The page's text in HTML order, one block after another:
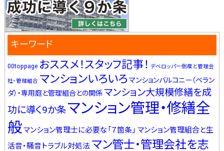
キーワード
00toppage おススメ！スタッフ記事！ デベロッパー倒産と管理会
社・管理組合 マンションいろいろ マンションバルコニー（ベラン
ダ）・専用庭と管理組合との関係 マンション大規模修繕を成
功に導く9か条マンション管理・修繕全
般マンション管理士に必要な「７箇条」 マンション管理組合と生
活音・騒音トラブル対処法 マン管士・管理会社を志